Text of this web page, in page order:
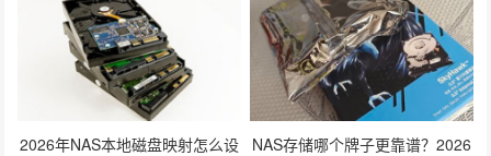
2026年NAS本地磁盘映射怎么设
NAS存储哪个牌子更靠谱？2026